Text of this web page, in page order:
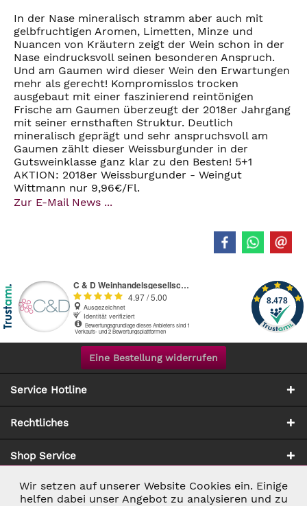
In der Nase mineralisch stramm aber auch mit
gelbfruchtigen Aromen, Limetten, Minze und
Nuancen von Kräutern zeigt der Wein schon in der
Nase eindrucksvoll seinen besonderen Anspruch.
Und am Gaumen wird dieser Wein den Erwartungen
mehr als gerecht! Kompromisslos trocken
ausgebaut mit einer faszinierend reintönigen
Frische am Gaumen überzeugt der 2018er Jahrgang
mit seiner ernsthaften Struktur. Deutlich
mineralisch geprägt und sehr anspruchsvoll am
Gaumen zählt dieser Weissburgunder in der
Gutsweinklasse ganz klar zu den Besten! 5+1
AKTION: 2018er Weissburgunder - Weingut
Wittmann nur 9,96€/Fl.
Zur E-Mail News ...
Eine Bestellung widerrufen
Service Hotline
Rechtliches
Shop Service
Zahlung & Versand
Notwendig Aktiv
Wir setzen auf unserer Website Cookies ein. Einige
helfen dabei unser Angebot zu analysieren und zu